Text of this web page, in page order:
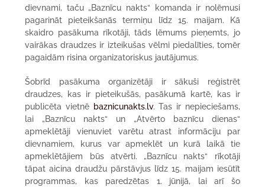
dievnami, taču „Baznīcu nakts“ komanda ir nolēmusi
pagarināt pieteikšanās termiņu līdz 15. maijam. Kā
skaidro pasākuma rīkotāji, tāds lēmums pieņemts, jo
vairākas draudzes ir izteikušas vēlmi piedalīties, tomēr
pagaidām risina organizatoriskus jautājumus.
Šobrīd pasākuma organizētāji ir sākuši reģistrēt
draudzes, kas ir pieteikušās, pasākumā kartē, kas ir
publicēta vietnē baznicunakts.lv. Tas ir nepieciešams,
lai „Baznīcu nakts“ un „Atvērto baznīcu dienas“
apmeklētāji vienuviet varētu atrast informāciju par
dievnamiem, kurus var apmeklēt un kurā laikā tie
apmeklētājiem būs atvērti. „Baznīcu nakts“ rīkotāji
tāpat aicina draudžu pārstāvjus līdz 15. maijam iesūtīt
programmas, kas paredzētas 1. jūnijā, lai arī šo